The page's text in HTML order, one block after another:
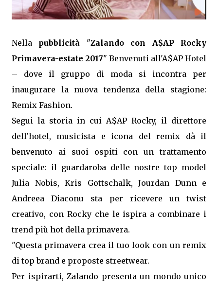
Nella pubblicità "Zalando con A$AP Rocky
Primavera-estate 2017" Benvenuti all'A$AP Hotel
– dove il gruppo di moda si incontra per
inaugurare la nuova tendenza della stagione:
Remix Fashion.
Segui la storia in cui A$AP Rocky, il direttore
dell'hotel, musicista e icona del remix dà il
benvenuto ai suoi ospiti con un trattamento
speciale: il guardaroba delle nostre top model
Julia Nobis, Kris Gottschalk, Jourdan Dunn e
Andreea Diaconu sta per ricevere un twist
creativo, con Rocky che le ispira a combinare i
trend più hot della primavera.
"Questa primavera crea il tuo look con un remix
di top brand e proposte streetwear.
Per ispirarti, Zalando presenta un mondo unico